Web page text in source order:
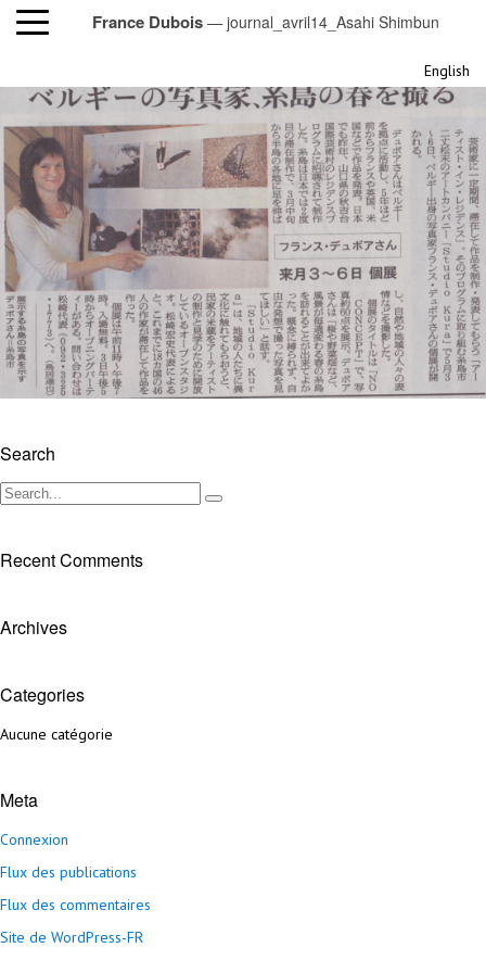
France Dubois — journal_avril14_Asahi Shimbun
English
journal_avril14_Asahi Shimbun
Search
Recent Comments
Archives
Categories
Aucune catégorie
Meta
Connexion
Flux des publications
Flux des commentaires
Site de WordPress-FR